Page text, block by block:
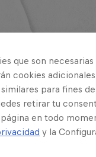
que son
cookies
para fines
retirar tu
en todo
y la